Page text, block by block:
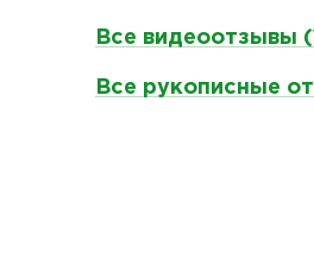
Все видеоотзывы
Все рукописные